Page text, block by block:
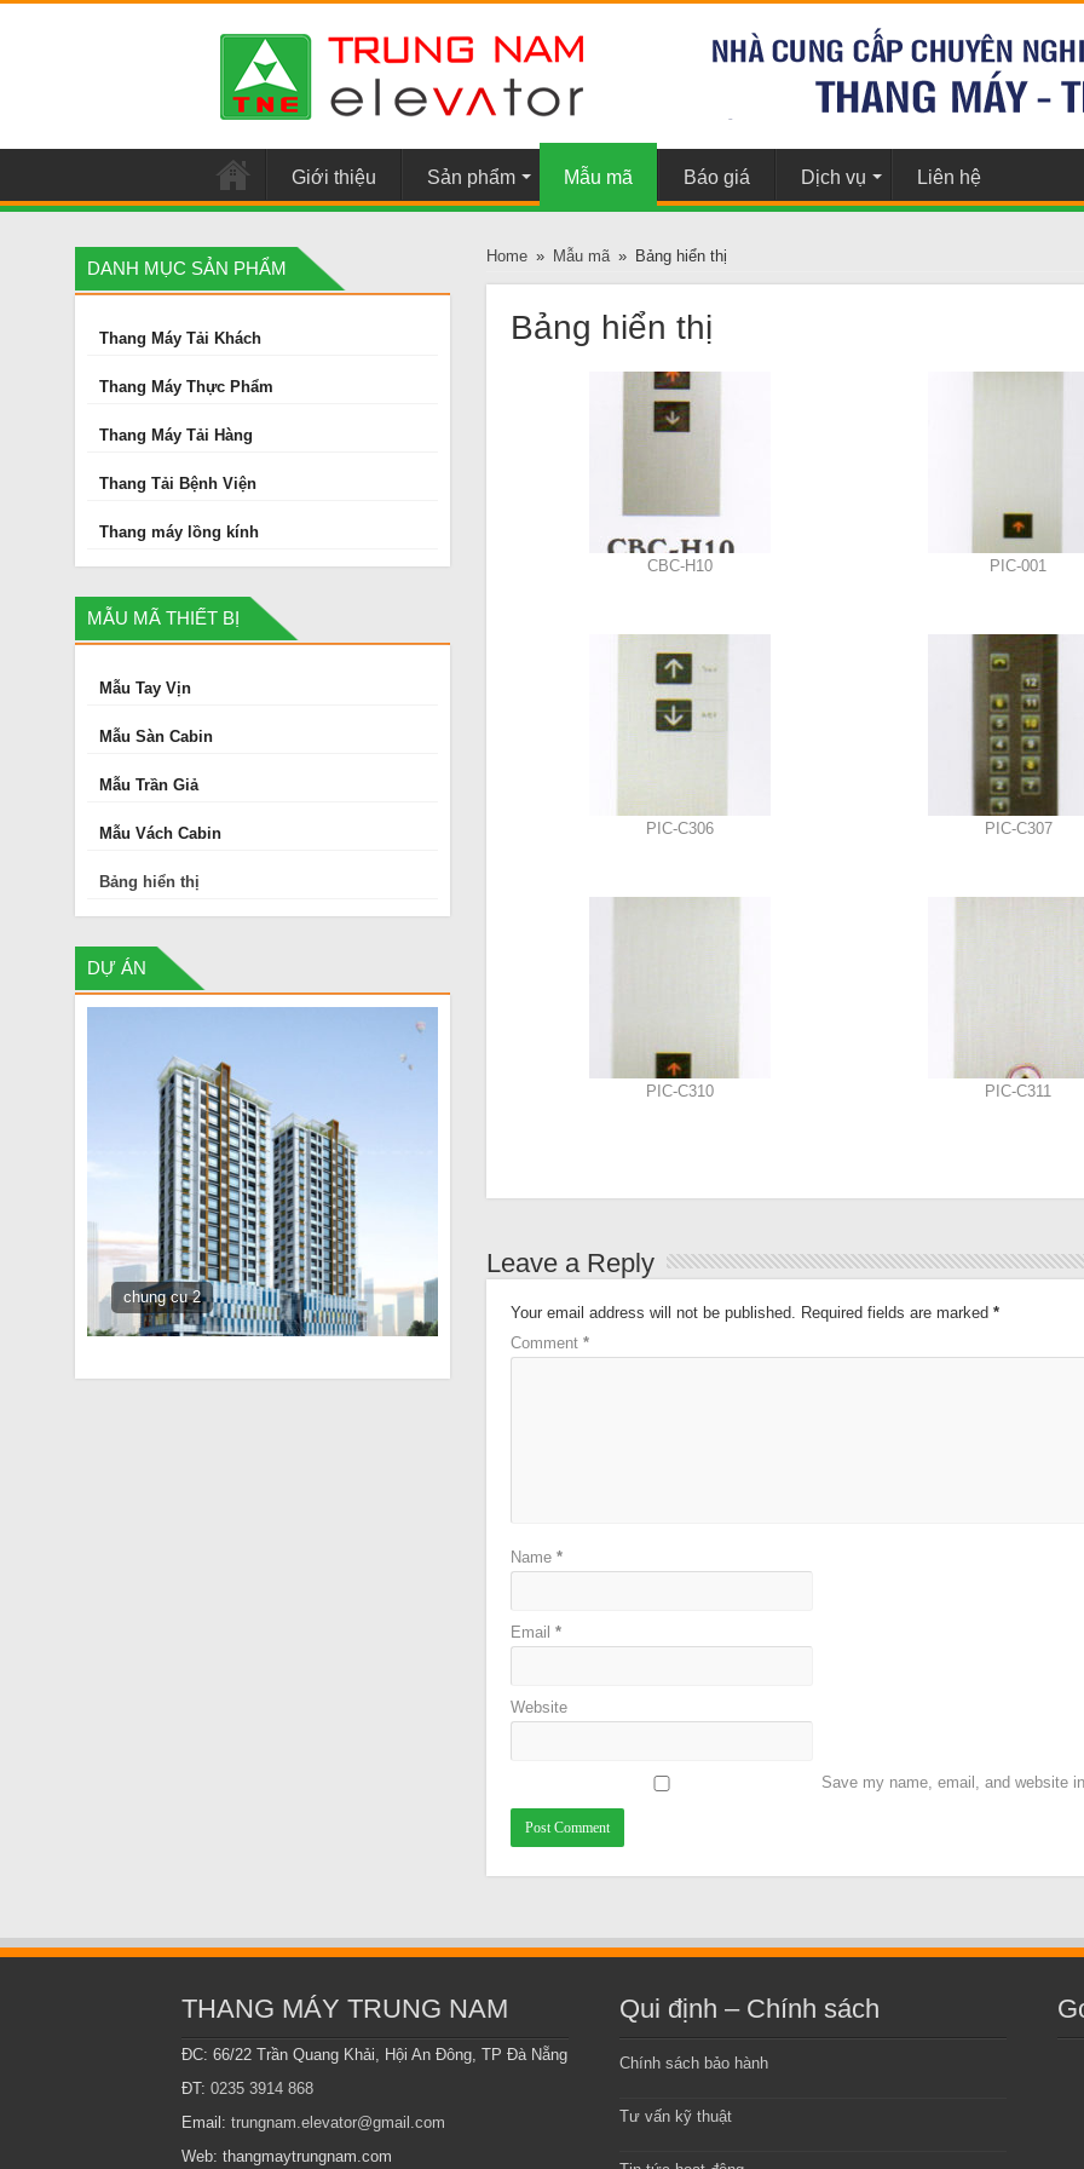
Giới thiệu Sản phẩm Mẫu mã Báo giá Dịch vụ Liên hệ
Home » Mẫu mã » Bảng hiển thị
Bảng hiển thị
CBC-H10 PIC-001
PIC-C306 PIC-C307
PIC-C310 PIC-C311
Leave a Reply
Your email address will not be published. Required fields are marked *
Comment *
Name *
Email *
Website
Save my name, email, and website
DANH MỤC SẢN PHẨM
Thang Máy Tải Khách
Thang Máy Thực Phẩm
Thang Máy Tải Hàng
Thang Tải Bệnh Viện
Thang máy lồng kính
MẪU MÃ THIẾT BỊ
Mẫu Tay Vịn
Mẫu Sàn Cabin
Mẫu Trần Giả
Mẫu Vách Cabin
Bảng hiển thị
DỰ ÁN
chung cu 2
THANG MÁY TRUNG NAM
ĐC: 66/22 Trần Quang Khải, Hội An Đông, TP Đà Nẵng
ĐT: 0235 3914 868
Email: trungnam.elevator@gmail.com
Web: thangmaytrungnam.com
Qui định – Chính sách
Chính sách bảo hành
Tư vấn kỹ thuật